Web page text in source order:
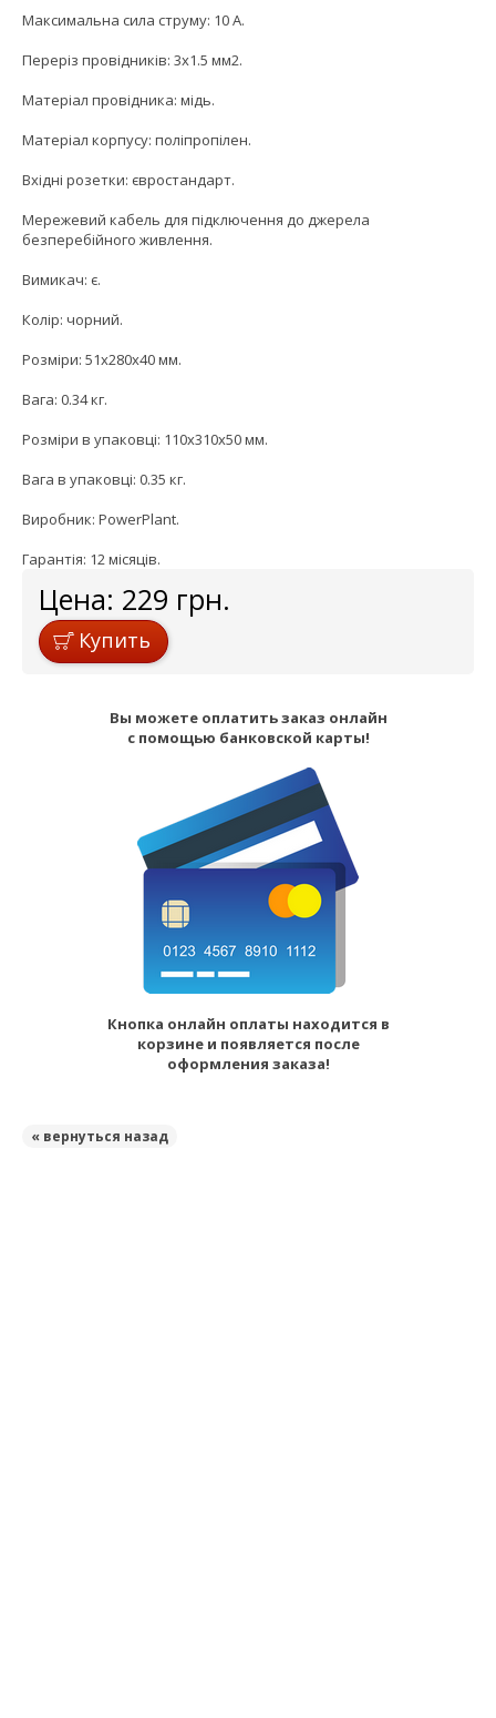
Максимальна сила струму: 10 А.
Переріз провідників: 3х1.5 мм2.
Матеріал провідника: мідь.
Матеріал корпусу: поліпропілен.
Вхідні розетки: євростандарт.
Мережевий кабель для підключення до джерела
безперебійного живлення.
Вимикач: є.
Колір: чорний.
Розміри: 51х280х40 мм.
Вага: 0.34 кг.
Розміри в упаковці: 110х310х50 мм.
Вага в упаковці: 0.35 кг.
Виробник: PowerPlant.
Гарантія: 12 місяців.
Цена: 229 грн.
Купить
Вы можете оплатить заказ онлайн
с помощью банковской карты!
Кнопка онлайн оплаты находится в
корзине и появляется после
оформления заказа!
« вернуться назад